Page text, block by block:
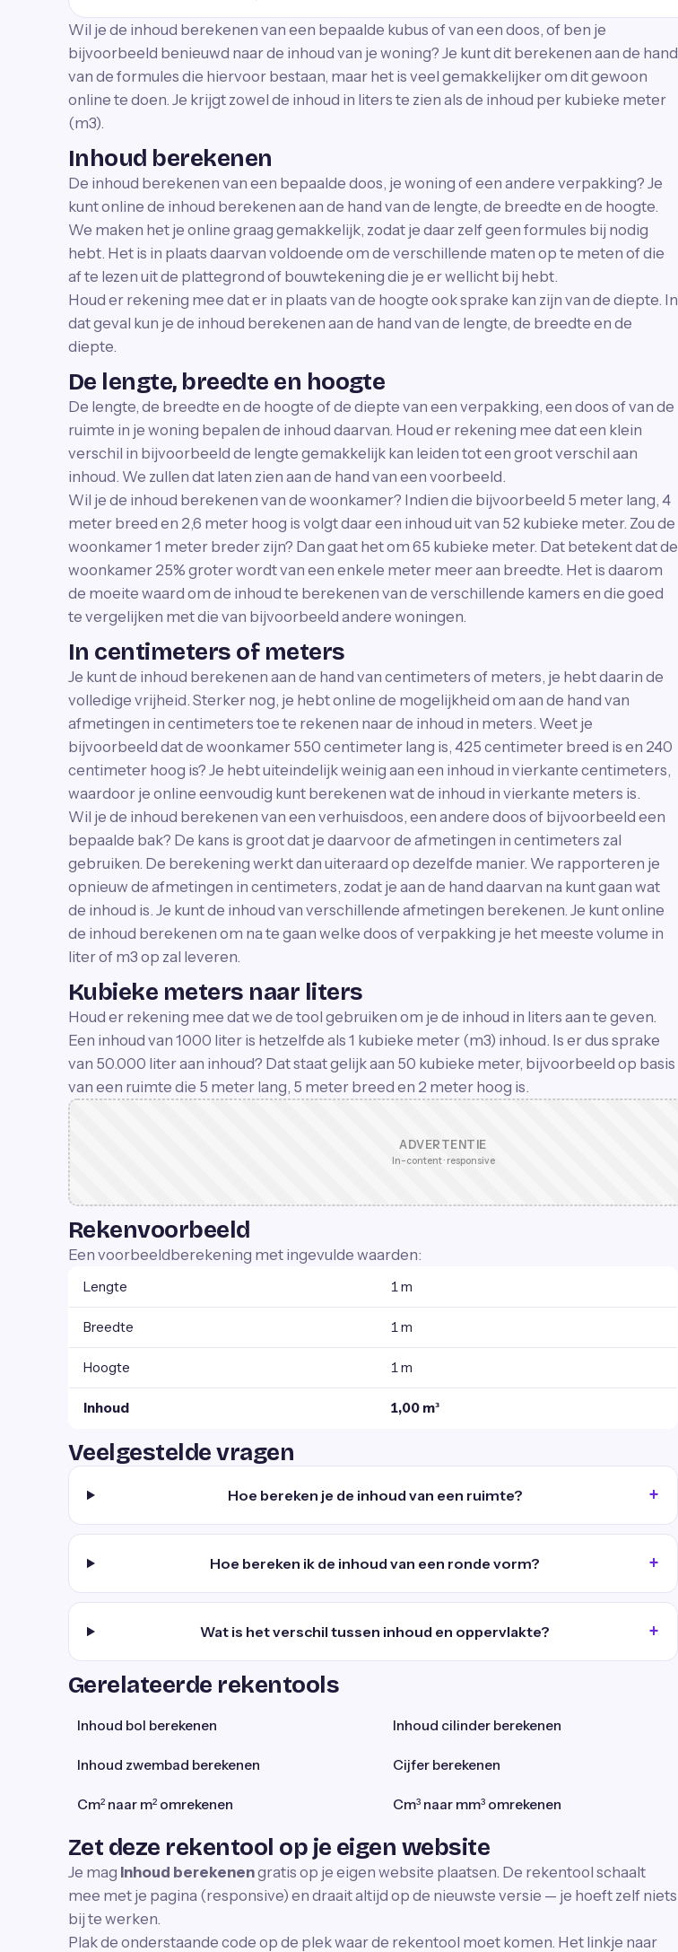
Wil je de inhoud berekenen van een bepaalde kubus of van een doos, of ben je
bijvoorbeeld benieuwd naar de inhoud van je woning? Je kunt dit berekenen aan de hand
van de formules die hiervoor bestaan, maar het is veel gemakkelijker om dit gewoon
online te doen. Je krijgt zowel de inhoud in liters te zien als de inhoud per kubieke meter
(m3).
Inhoud berekenen
De inhoud berekenen van een bepaalde doos, je woning of een andere verpakking? Je
kunt online de inhoud berekenen aan de hand van de lengte, de breedte en de hoogte.
We maken het je online graag gemakkelijk, zodat je daar zelf geen formules bij nodig
hebt. Het is in plaats daarvan voldoende om de verschillende maten op te meten of die
af te lezen uit de plattegrond of bouwtekening die je er wellicht bij hebt.
Houd er rekening mee dat er in plaats van de hoogte ook sprake kan zijn van de diepte. In
dat geval kun je de inhoud berekenen aan de hand van de lengte, de breedte en de
diepte.
De lengte, breedte en hoogte
De lengte, de breedte en de hoogte of de diepte van een verpakking, een doos of van de
ruimte in je woning bepalen de inhoud daarvan. Houd er rekening mee dat een klein
verschil in bijvoorbeeld de lengte gemakkelijk kan leiden tot een groot verschil aan
inhoud. We zullen dat laten zien aan de hand van een voorbeeld.
Wil je de inhoud berekenen van de woonkamer? Indien die bijvoorbeeld 5 meter lang, 4
meter breed en 2,6 meter hoog is volgt daar een inhoud uit van 52 kubieke meter. Zou de
woonkamer 1 meter breder zijn? Dan gaat het om 65 kubieke meter. Dat betekent dat de
woonkamer 25% groter wordt van een enkele meter meer aan breedte. Het is daarom
de moeite waard om de inhoud te berekenen van de verschillende kamers en die goed
te vergelijken met die van bijvoorbeeld andere woningen.
In centimeters of meters
Je kunt de inhoud berekenen aan de hand van centimeters of meters, je hebt daarin de
volledige vrijheid. Sterker nog, je hebt online de mogelijkheid om aan de hand van
afmetingen in centimeters toe te rekenen naar de inhoud in meters. Weet je
bijvoorbeeld dat de woonkamer 550 centimeter lang is, 425 centimeter breed is en 240
centimeter hoog is? Je hebt uiteindelijk weinig aan een inhoud in vierkante centimeters,
waardoor je online eenvoudig kunt berekenen wat de inhoud in vierkante meters is.
Wil je de inhoud berekenen van een verhuisdoos, een andere doos of bijvoorbeeld een
bepaalde bak? De kans is groot dat je daarvoor de afmetingen in centimeters zal
gebruiken. De berekening werkt dan uiteraard op dezelfde manier. We rapporteren je
opnieuw de afmetingen in centimeters, zodat je aan de hand daarvan na kunt gaan wat
de inhoud is. Je kunt de inhoud van verschillende afmetingen berekenen. Je kunt online
de inhoud berekenen om na te gaan welke doos of verpakking je het meeste volume in
liter of m3 op zal leveren.
Kubieke meters naar liters
Houd er rekening mee dat we de tool gebruiken om je de inhoud in liters aan te geven.
Een inhoud van 1000 liter is hetzelfde als 1 kubieke meter (m3) inhoud. Is er dus sprake
van 50.000 liter aan inhoud? Dat staat gelijk aan 50 kubieke meter, bijvoorbeeld op basis
van een ruimte die 5 meter lang, 5 meter breed en 2 meter hoog is.
ADVERTENTIE
In-content · responsive
Rekenvoorbeeld
Een voorbeeldberekening met ingevulde waarden:
Lengte 1 m
Breedte 1 m
Hoogte 1 m
Inhoud 1,00 m³
Veelgestelde vragen
Hoe bereken je de inhoud van een ruimte?
Hoe bereken ik de inhoud van een ronde vorm?
Wat is het verschil tussen inhoud en oppervlakte?
Gerelateerde rekentools
Inhoud bol berekenen Inhoud cilinder berekenen
Inhoud zwembad berekenen Cijfer berekenen
Cm² naar m² omrekenen Cm³ naar mm³ omrekenen
Zet deze rekentool op je eigen website
Je mag Inhoud berekenengratis op je eigen website plaatsen. De rekentool schaalt
mee met je pagina (responsive) en draait altijd op de nieuwste versie — je hoeft zelf niets
bij te werken.
Plak de onderstaande code op de plek waar de rekentool moet komen. Het linkje naar